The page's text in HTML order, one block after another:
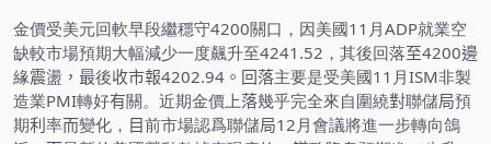
金價受美元回軟早段繼穩守4200關口，因美國11 月ADP就業空
缺較市場預期大幅減少一度飆升至4241.52 ，其後回落至4200邊
緣震盪 ，最後收市報4202.94 。回落主要是受美國11 月ISM非製
造業PMI轉好有關。近期金價上落幾乎完全來自圍繞對聯儲局預
期利率而變化， 目前市場認爲聯儲局12月會議將進一步轉向鴿